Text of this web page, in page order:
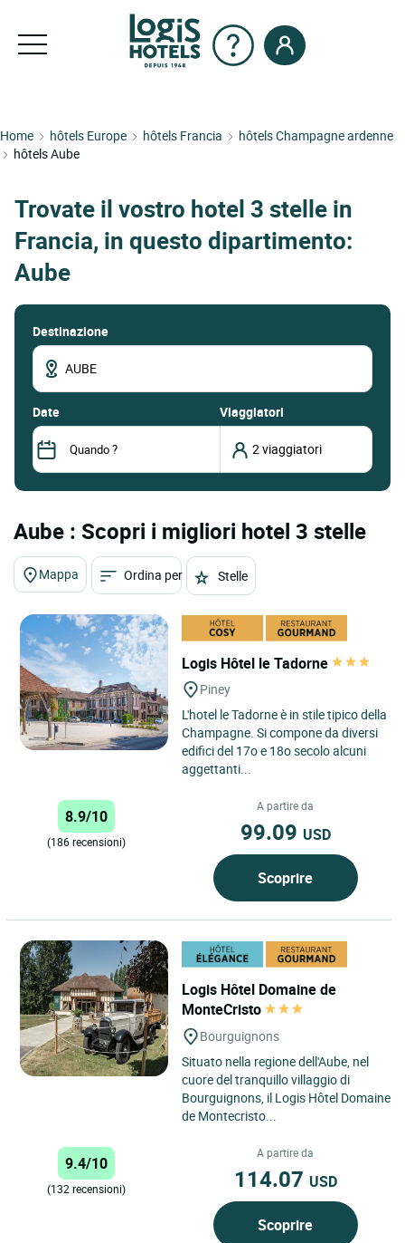
Home hôtels Europe hôtels Francia
hôtels Champagne ardenne
hôtels Aube
Trovate il vostro hotel 3 stelle in
Francia, in questo dipartimento:
Aube
Destinazione
date Viaggiatori
Aube : Scopri i migliori hotel 3 stelle
Mappa Ordina per Stelle
Logis Hôtel le Tadorne
Piney
L'hotel le Tadorne è in stile tipico della
Champagne. Si compone da diversi
edifici del 17o e 18o secolo alcuni
aggettanti...
8.9/10
(186 recensioni)
A partire da
99.09 USD
Scoprire
Logis Hôtel Domaine de
MonteCristo
Bourguignons
Situato nella regione dell'Aube, nel
cuore del tranquillo villaggio di
Bourguignons, il Logis Hôtel Domaine
de Montecristo...
9.4/10
(132 recensioni)
A partire da
114.07 USD
Scoprire